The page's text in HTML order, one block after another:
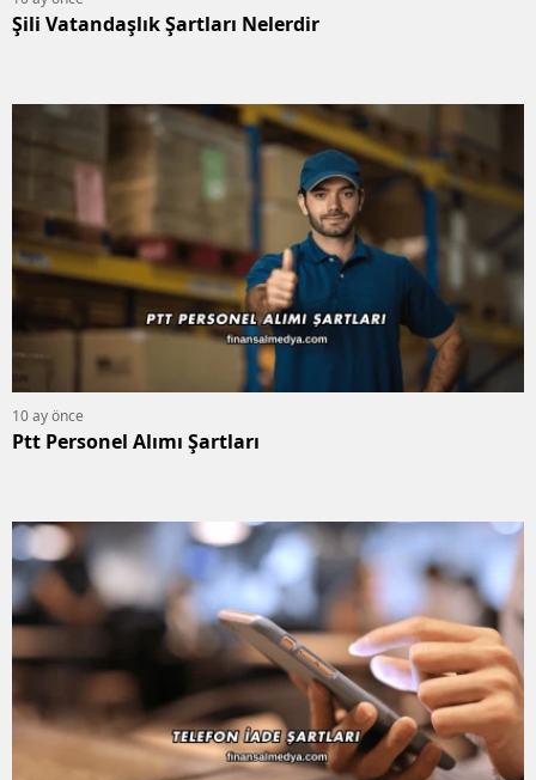
Şili Vatandaşlık Şartları Nelerdir
10 ay önce
Ptt Personel Alımı Şartları